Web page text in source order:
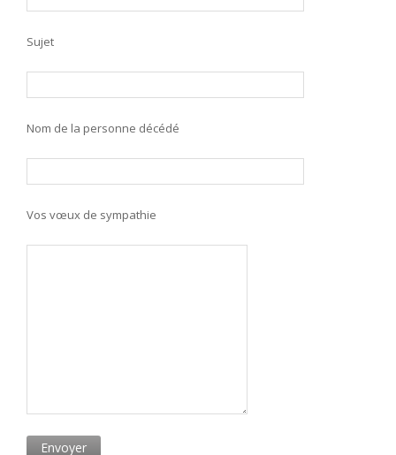
Sujet
Nom de la personne décédé
Vos vœux de sympathie